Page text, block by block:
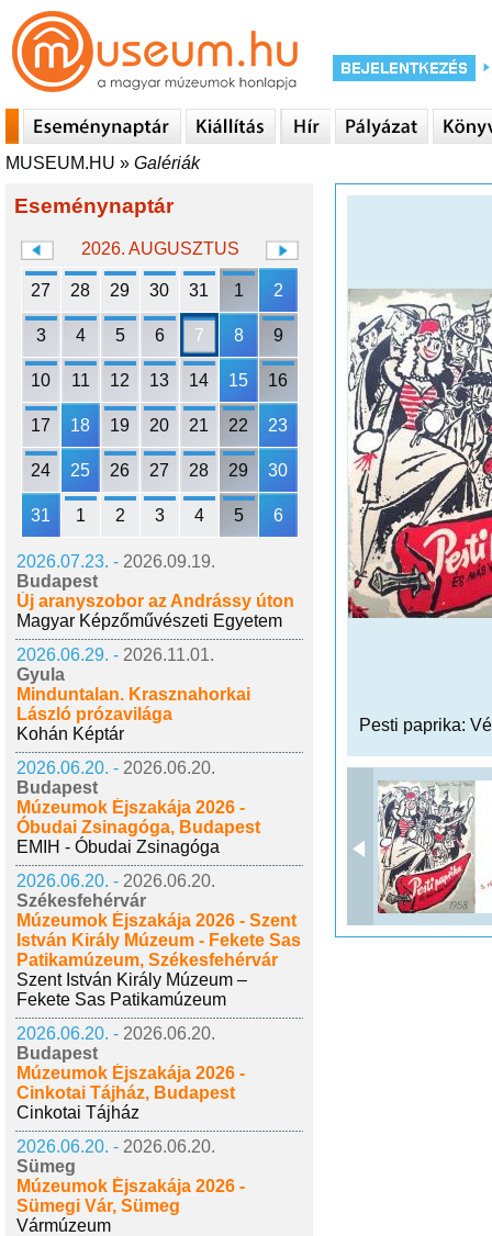
MUSEUM.HU » Galériák
Eseménynaptár
2026. AUGUSZTUS
27 28 29 30 31 1 2
3 4 5 6 7 8 9
10 11 12 13 14 15 16
17 18 19 20 21 22 23
24 25 26 27 28 29 30
31 1 2 3 4 5 6
2026.07.23. - 2026.09.19.
Budapest
Új aranyszobor az Andrássy úton
Magyar Képzőművészeti Egyetem
2026.06.29. - 2026.11.01.
Gyula
Minduntalan. Krasznahorkai
László prózavilága
Kohán Képtár
2026.06.20. - 2026.06.20.
Budapest
Múzeumok Éjszakája 2026 -
Óbudai Zsinagóga, Budapest
EMIH - Óbudai Zsinagóga
2026.06.20. - 2026.06.20.
Székesfehérvár
Múzeumok Éjszakája 2026 - Szent
István Király Múzeum - Fekete Sas
Patikamúzeum, Székesfehérvár
Szent István Király Múzeum –
Fekete Sas Patikamúzeum
2026.06.20. - 2026.06.20.
Budapest
Múzeumok Éjszakája 2026 -
Cinkotai Tájház, Budapest
Cinkotai Tájház
2026.06.20. - 2026.06.20.
Sümeg
Múzeumok Éjszakája 2026 -
Sümegi Vár, Sümeg
Vármúzeum
Pesti paprika: